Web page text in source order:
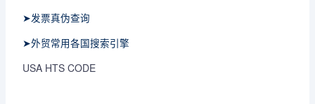
➤发票真伪查询
➤外贸常用各国搜索引擎
USA HTS CODE